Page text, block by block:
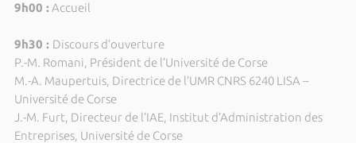
9h00 : Accueil
9h30 : Discours d’ouverture
P.-M. Romani, Président de l’Université de Corse
M.-A. Maupertuis, Directrice de l’UMR CNRS 6240 LISA –
Université de Corse
J.-M. Furt, Directeur de l’IAE, Institut d’Administration des
Entreprises, Université de Corse